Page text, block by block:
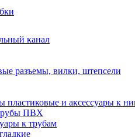
канал
разъемы, вилки, штепсели
пластиковые и аксессуары к
ПВХ
к трубам